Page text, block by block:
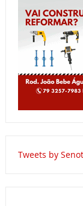
Tweets by